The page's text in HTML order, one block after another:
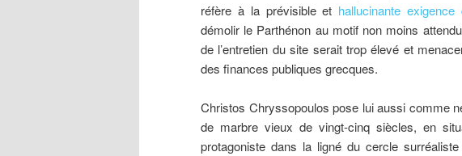
réfère à la prévisible et hallucinante exigence
démolir le Parthénon au motif non moins
de l’entretien du site serait trop élevé et
des finances publiques grecques.
Christos Chryssopoulos pose lui aussi comme
de marbre vieux de vingt-cinq siècles, en
protagoniste dans la ligné du cercle surréaliste